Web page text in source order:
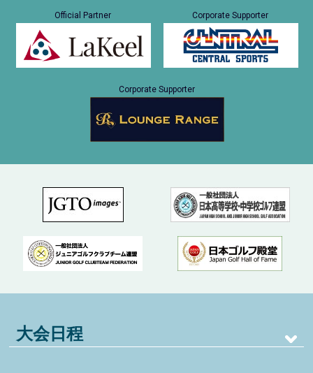
Official Partner Corporate Supporter
Corporate Supporter
大会日程